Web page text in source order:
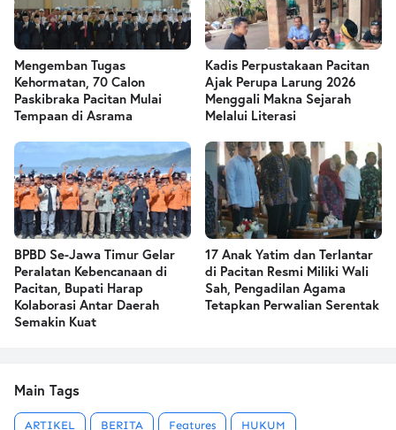
Mengemban Tugas
Kehormatan, 70 Calon
Paskibraka Pacitan Mulai
Tempaan di Asrama
Kadis Perpustakaan Pacitan
Ajak Perupa Larung 2026
Menggali Makna Sejarah
Melalui Literasi
BPBD Se-Jawa Timur Gelar
Peralatan Kebencanaan di
Pacitan, Bupati Harap
Kolaborasi Antar Daerah
Semakin Kuat
17 Anak Yatim dan Terlantar
di Pacitan Resmi Miliki Wali
Sah, Pengadilan Agama
Tetapkan Perwalian Serentak
Main Tags
ARTIKEL BERITA Features HUKUM